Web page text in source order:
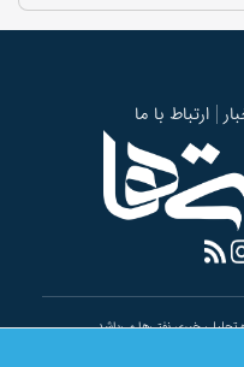
ارتباط با ما
تحلیلی خبری نفتی‌ها می‌باشد